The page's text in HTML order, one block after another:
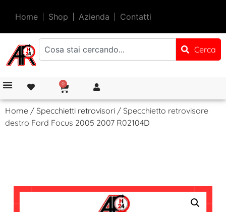
Home Shop Azienda Contatti
Cerca
0
Home / Specchietti retrovisori / Specchietto retrovisore
destro Ford Focus 2005 2007 R02104D